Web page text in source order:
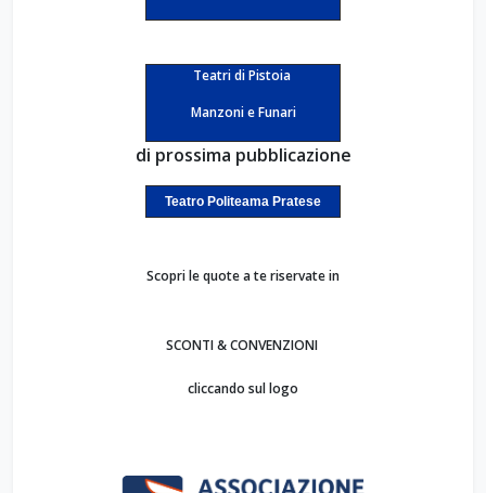
Teatri di Pistoia
Manzoni e Funari
di prossima pubblicazione
Teatro Politeama Pratese
Scopri le quote a te riservate in
SCONTI & CONVENZIONI
cliccando sul logo